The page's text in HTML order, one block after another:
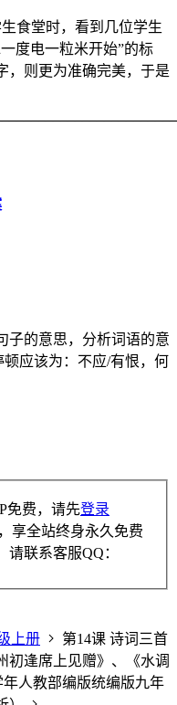
食堂时，看到几位学生
度电一粒米开始”的标
，则更为准确完美，于是
子的意思，分析词语的意
应该为：不应/有恨，何
免费，请先登录
享全站终身永久免费
联系客服QQ：
上册
第14课 诗词三首
初逢席上见赠》、《水调
年人教部编版统编版九年